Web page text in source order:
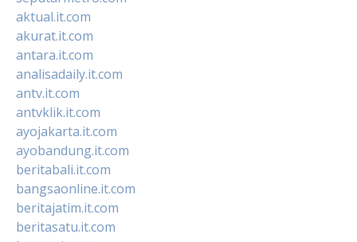
aktual.it.com
akurat.it.com
antara.it.com
analisadaily.it.com
antv.it.com
antvklik.it.com
ayojakarta.it.com
ayobandung.it.com
beritabali.it.com
bangsaonline.it.com
beritajatim.it.com
beritasatu.it.com